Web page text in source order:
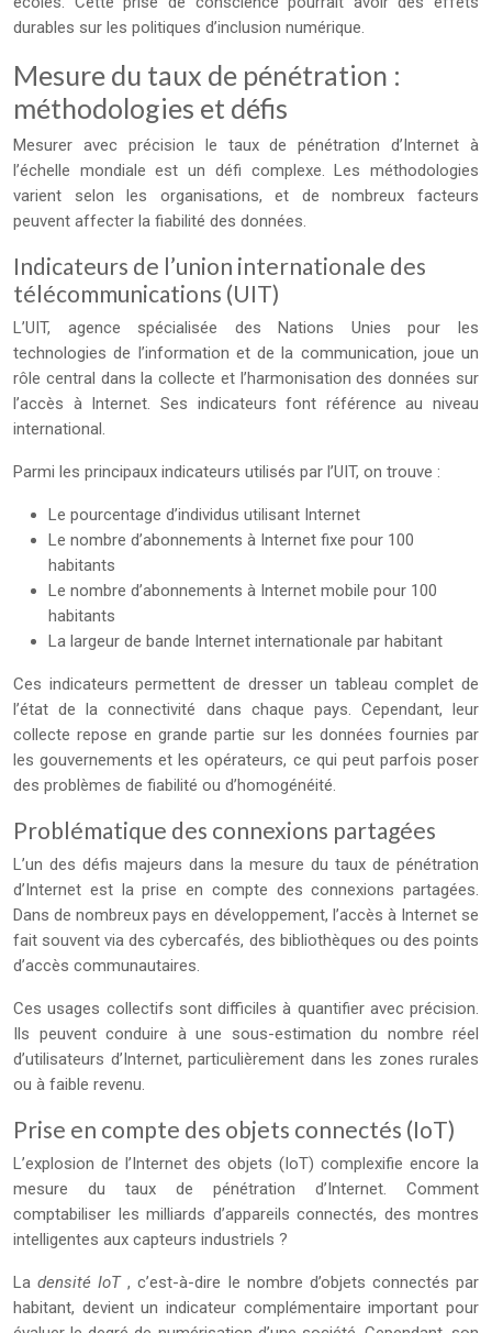
durables sur les politiques d’inclusion numérique.
Mesure du taux de pénétration :
méthodologies et défis
Mesurer avec précision le taux de pénétration d’Internet à
l’échelle mondiale est un défi complexe. Les méthodologies
varient selon les organisations, et de nombreux facteurs
peuvent affecter la fiabilité des données.
Indicateurs de l’union internationale des
télécommunications (UIT)
L’UIT, agence spécialisée des Nations Unies pour les
technologies de l’information et de la communication, joue un
rôle central dans la collecte et l’harmonisation des données sur
l’accès à Internet. Ses indicateurs font référence au niveau
international.
Parmi les principaux indicateurs utilisés par l’UIT, on trouve :
Le pourcentage d’individus utilisant Internet
Le nombre d’abonnements à Internet fixe pour 100
habitants
Le nombre d’abonnements à Internet mobile pour 100
habitants
La largeur de bande Internet internationale par habitant
Ces indicateurs permettent de dresser un tableau complet de
l’état de la connectivité dans chaque pays. Cependant, leur
collecte repose en grande partie sur les données fournies par
les gouvernements et les opérateurs, ce qui peut parfois poser
des problèmes de fiabilité ou d’homogénéité.
Problématique des connexions partagées
L’un des défis majeurs dans la mesure du taux de pénétration
d’Internet est la prise en compte des connexions partagées.
Dans de nombreux pays en développement, l’accès à Internet se
fait souvent via des cybercafés, des bibliothèques ou des points
d’accès communautaires.
Ces usages collectifs sont difficiles à quantifier avec précision.
Ils peuvent conduire à une sous-estimation du nombre réel
d’utilisateurs d’Internet, particulièrement dans les zones rurales
ou à faible revenu.
Prise en compte des objets connectés (IoT)
L’explosion de l’Internet des objets (IoT) complexifie encore la
mesure du taux de pénétration d’Internet. Comment
comptabiliser les milliards d’appareils connectés, des montres
intelligentes aux capteurs industriels ?
Ladensité IoT, c’est-à-dire le nombre d’objets connectés par
habitant, devient un indicateur complémentaire important pour